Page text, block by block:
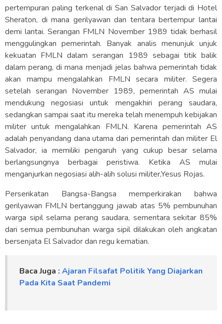
pertempuran paling terkenal di San Salvador terjadi di Hotel
Sheraton, di mana gerilyawan dan tentara bertempur lantai
demi lantai. Serangan FMLN November 1989 tidak berhasil
menggulingkan pemerintah. Banyak analis menunjuk unjuk
kekuatan FMLN dalam serangan 1989 sebagai titik balik
dalam perang, di mana menjadi jelas bahwa pemerintah tidak
akan mampu mengalahkan FMLN secara militer. Segera
setelah serangan November 1989, pemerintah AS mulai
mendukung negosiasi untuk mengakhiri perang saudara,
sedangkan sampai saat itu mereka telah menempuh kebijakan
militer untuk mengalahkan FMLN. Karena pemerintah AS
adalah penyandang dana utama dari pemerintah dan militer El
Salvador, ia memiliki pengaruh yang cukup besar selama
berlangsungnya berbagai peristiwa. Ketika AS mulai
menganjurkan negosiasi alih-alih solusi militer,Yesus Rojas.
Perserikatan Bangsa-Bangsa memperkirakan bahwa
gerilyawan FMLN bertanggung jawab atas 5% pembunuhan
warga sipil selama perang saudara, sementara sekitar 85%
dari semua pembunuhan warga sipil dilakukan oleh angkatan
bersenjata El Salvador dan regu kematian.
Baca Juga : Ajaran Filsafat Politik Yang Diajarkan
Pada Kita Saat Pandemi